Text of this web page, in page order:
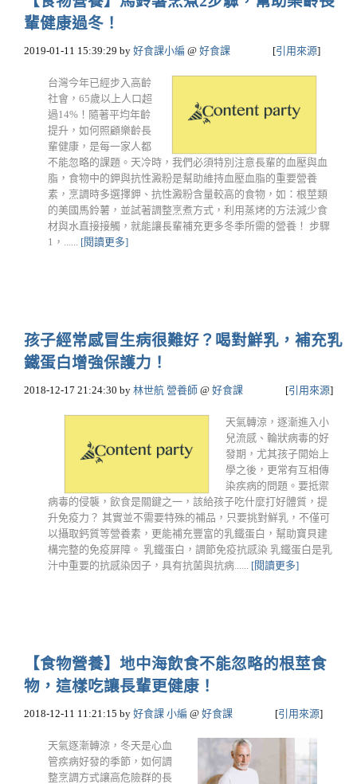
輩健康過冬！
2019-01-11 15:39:29 by 好食課小編 @ 好食課 [引用來源]
台灣今年已經步入高齡
社會，65歲以上人口超
過14%！隨著平均年齡
提升，如何照顧樂齡長
輩健康，是每一家人都
不能忽略的課題。天冷時，我們必須特別注意長輩的血壓與血
脂，食物中的鉀與抗性澱粉是幫助維持血壓血脂的重要營養
素，烹調時多選擇鉀、抗性澱粉含量較高的食物，如：根莖類
的美國馬鈴薯，並試著調整烹煮方式，利用蒸烤的方法減少食
材與水直接接觸，就能讓長輩補充更多冬季所需的營養！ 步驟
1，...... [閱讀更多]
孩子經常感冒生病很難好？喝對鮮乳，補充乳
鐵蛋白增強保護力！
2018-12-17 21:24:30 by 林世航 營養師 @ 好食課 [引用來源]
天氣轉涼，逐漸進入小
兒流感、輪狀病毒的好
發期，尤其孩子開始上
學之後，更常有互相傳
染疾病的問題。要抵禦
病毒的侵襲，飲食是關鍵之一，該給孩子吃什麼打好體質，提
升免疫力？ 其實並不需要特殊的補品，只要挑對鮮乳，不僅可
以攝取鈣質等營養素，更能補充豐富的乳鐵蛋白，幫助寶貝建
構完整的免疫屏障。 乳鐵蛋白，調節免疫抗感染 乳鐵蛋白是乳
汁中重要的抗感染因子，具有抗菌與抗病...... [閱讀更多]
【食物營養】地中海飲食不能忽略的根莖食
物，這樣吃讓長輩更健康！
2018-12-11 11:21:15 by 好食課 小編 @ 好食課 [引用來源]
天氣逐漸轉涼，冬天是心血
管疾病好發的季節，如何調
整烹調方式讓高危險群的長